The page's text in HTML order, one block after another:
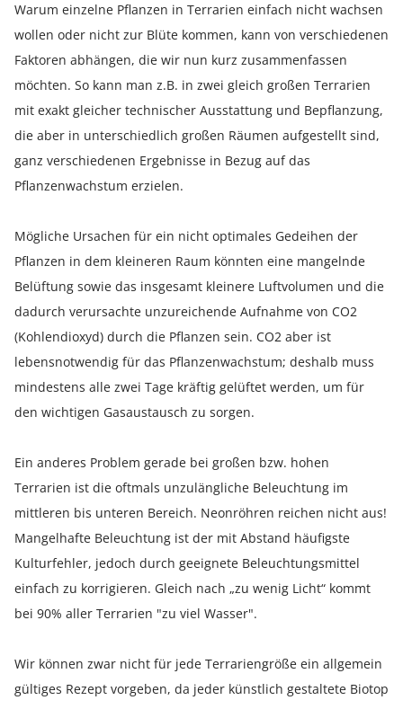
Warum einzelne Pflanzen in Terrarien einfach nicht wachsen
wollen oder nicht zur Blüte kommen, kann von verschiedenen
Faktoren abhängen, die wir nun kurz zusammenfassen
möchten. So kann man z.B. in zwei gleich großen Terrarien
mit exakt gleicher technischer Ausstattung und Bepflanzung,
die aber in unterschiedlich großen Räumen aufgestellt sind,
ganz verschiedenen Ergebnisse in Bezug auf das
Pflanzenwachstum erzielen.
Mögliche Ursachen für ein nicht optimales Gedeihen der
Pflanzen in dem kleineren Raum könnten eine mangelnde
Belüftung sowie das insgesamt kleinere Luftvolumen und die
dadurch verursachte unzureichende Aufnahme von CO2
(Kohlendioxyd) durch die Pflanzen sein. CO2 aber ist
lebensnotwendig für das Pflanzenwachstum; deshalb muss
mindestens alle zwei Tage kräftig gelüftet werden, um für
den wichtigen Gasaustausch zu sorgen.
Ein anderes Problem gerade bei großen bzw. hohen
Terrarien ist die oftmals unzulängliche Beleuchtung im
mittleren bis unteren Bereich. Neonröhren reichen nicht aus!
Mangelhafte Beleuchtung ist der mit Abstand häufigste
Kulturfehler, jedoch durch geeignete Beleuchtungsmittel
einfach zu korrigieren. Gleich nach „zu wenig Licht“ kommt
bei 90% aller Terrarien "zu viel Wasser".
Wir können zwar nicht für jede Terrariengröße ein allgemein
gültiges Rezept vorgeben, da jeder künstlich gestaltete Biotop